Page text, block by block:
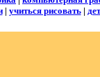
| учиться рисовать|